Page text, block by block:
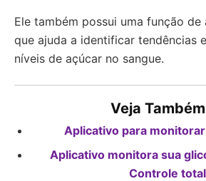
Ele também possui uma função de
que ajuda a identificar tendências
níveis de açúcar no sangue.
Veja
Aplicativo para
Aplicativo monitora sua
Controle total